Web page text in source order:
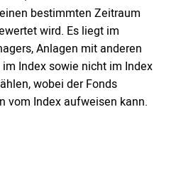
bestimmten Zeitraum
wird. Es liegt im
Anlagen mit anderen
Index sowie nicht im Index
wobei der Fonds
vom Index aufweisen kann.